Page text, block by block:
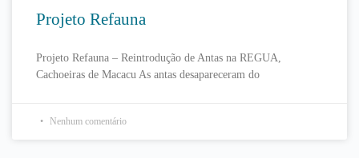
Projeto Refauna
Projeto Refauna – Reintrodução de Antas na REGUA,
Cachoeiras de Macacu As antas desapareceram do
Nenhum comentário